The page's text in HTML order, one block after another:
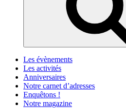
Les évènements
Les activités
Anniversaires
Notre carnet d’adresses
Enquêtons !
Notre magazine